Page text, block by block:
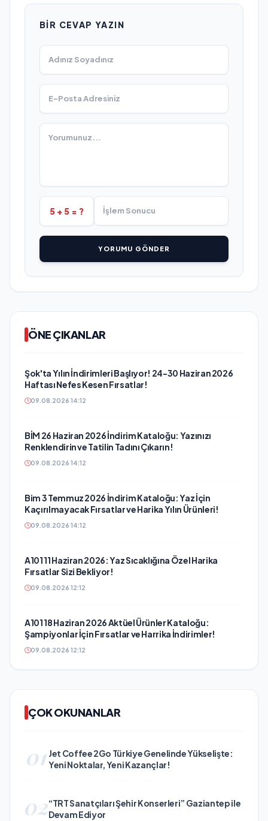
BIR CEVAP YAZIN
5 + 5 = ?
YORUMU GÖNDER
ÖNE ÇIKANLAR
Şok'ta Yılın İndirimleri Başlıyor! 24-30 Haziran 2026
Haftası Nefes Kesen Fırsatlar!
09.08.2026 14:12
BİM 26 Haziran 2026 İndirim Kataloğu: Yazınızı
Renklendirin ve Tatilin Tadını Çıkarın!
09.08.2026 14:12
Bim 3 Temmuz 2026 İndirim Kataloğu: Yaz İçin
Kaçırılmayacak Fırsatlar ve Harika Yılın Ürünleri!
09.08.2026 14:12
A101 11 Haziran 2026: Yaz Sıcaklığına Özel Harika
Fırsatlar Sizi Bekliyor!
09.08.2026 12:12
A101 18 Haziran 2026 Aktüel Ürünler Kataloğu:
Şampiyonlar İçin Fırsatlar ve Harrika İndirimler!
09.08.2026 12:12
ÇOK OKUNANLAR
01 Jet Coffee 2Go Türkiye Genelinde Yükselişte:
Yeni Noktalar, Yeni Kazançlar!
02“TRT Sanatçıları Şehir Konserleri” Gaziantep ile
Devam Ediyor